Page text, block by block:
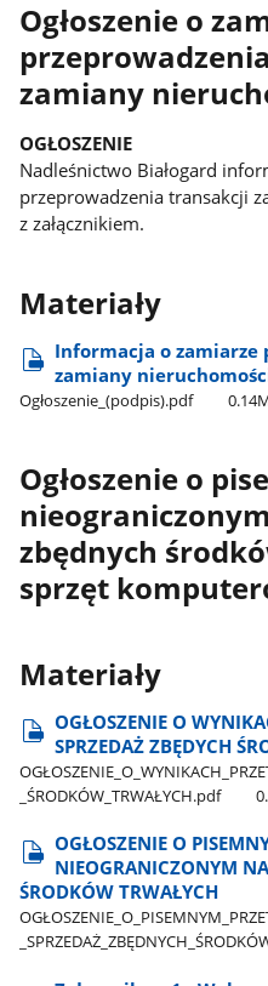
Ogłoszenie o
zamiany
OGŁOSZENIE
Nadleśnictwo Białogard
przeprowadzenia transakcji
z załącznikiem.
Materiały
Informacja o
zamiany
Ogłoszenie​_(podpis).pdf
Ogłoszenie o
zbędnych
sprzęt
Materiały
OGŁOSZENIE O
SPRZEDAŻ ZBĘDYCH
_ŚRODKÓW​_TRWAŁYCH.pdf
OGŁOSZENIE O
NIEOGRANICZONYM
ŚRODKÓW TRWAŁYCH